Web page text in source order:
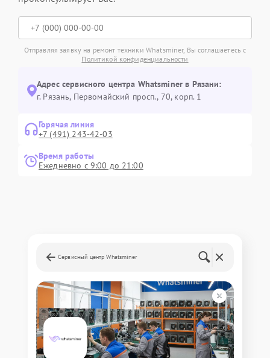
Отправляя заявку на ремонт техники Whatsminer, Вы соглашаетесь с
Политикой конфиденциальности
Адрес сервисного центра Whatsminer в Рязани:
г. Рязань, Первомайский просп., 70, корп. 1
Горячая линия
+7 (491) 243-42-03
Время работы
Ежедневно с 9:00 до 21:00
Сервисный центр Whatsminer